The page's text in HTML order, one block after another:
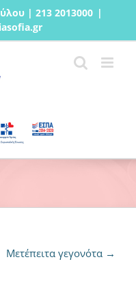
| 213 2013000 |
Μετέπειτα γεγονότα →